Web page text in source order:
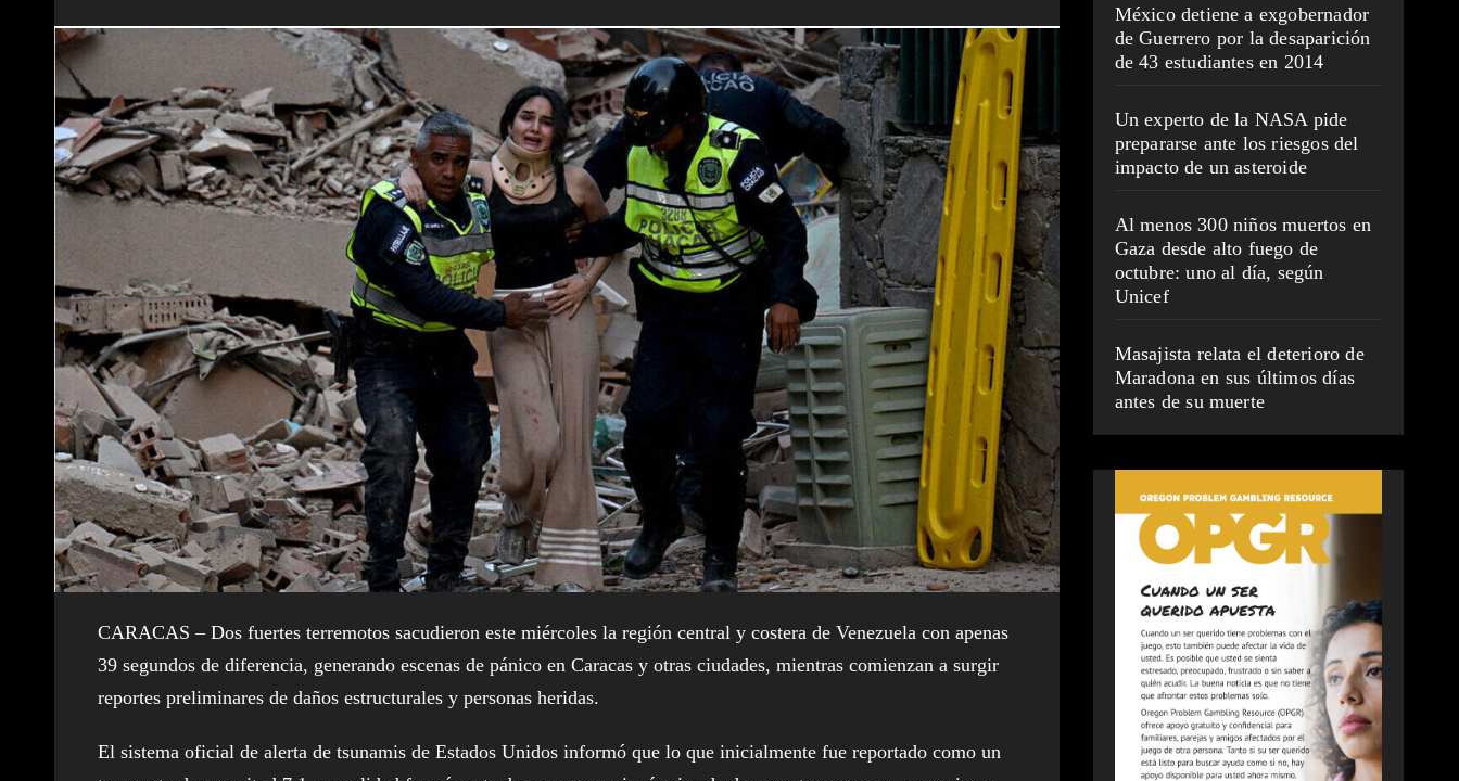
CARACAS – Dos fuertes terremotos sacudieron este miércoles la región central y costera de Venezuela con apenas
39 segundos de diferencia, generando escenas de pánico en Caracas y otras ciudades, mientras comienzan a surgir
reportes preliminares de daños estructurales y personas heridas.
El sistema oficial de alerta de tsunamis de Estados Unidos informó que lo que inicialmente fue reportado como un
México detiene a exgobernador
de Guerrero por la desaparición
de 43 estudiantes en 2014
Un experto de la NASA pide
prepararse ante los riesgos del
impacto de un asteroide
Al menos 300 niños muertos en
Gaza desde alto fuego de
octubre: uno al día, según
Unicef
Masajista relata el deterioro de
Maradona en sus últimos días
antes de su muerte